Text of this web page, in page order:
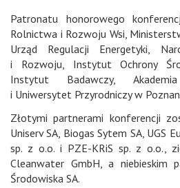
Patronatu honorowego
Rolnictwa i Rozwoju Wsi,
Urząd Regulacji Energetyki,
i Rozwoju, Instytut Ochrony
Instytut Badawczy,
i Uniwersytet Przyrodniczy w
Złotymi partnerami konferencji
Uniserv SA, Biogas Sytem SA, UGS
sp. z o.o. i PZE-KRiS sp. z o.o.,
Cleanwater GmbH, a niebieskim
Środowiska SA.